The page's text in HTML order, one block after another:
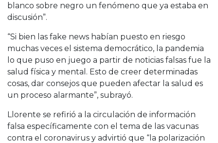
blanco sobre negro un fenómeno que ya estaba en
discusión”.
“Si bien las fake news habían puesto en riesgo
muchas veces el sistema democrático, la pandemia
lo que puso en juego a partir de noticias falsas fue la
salud física y mental. Esto de creer determinadas
cosas, dar consejos que pueden afectar la salud es
un proceso alarmante”, subrayó.
Llorente se refirió a la circulación de información
falsa específicamente con el tema de las vacunas
contra el coronavirus y advirtió que “la polarización